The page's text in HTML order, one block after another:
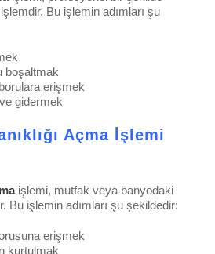
Bu işlemin adımları şu
boşaltmak
erişmek
ve gidermek
Açma İşlemi
işlemi, mutfak veya banyodaki
Bu işlemin adımları şu şekildedir:
erişmek
kurtulmak